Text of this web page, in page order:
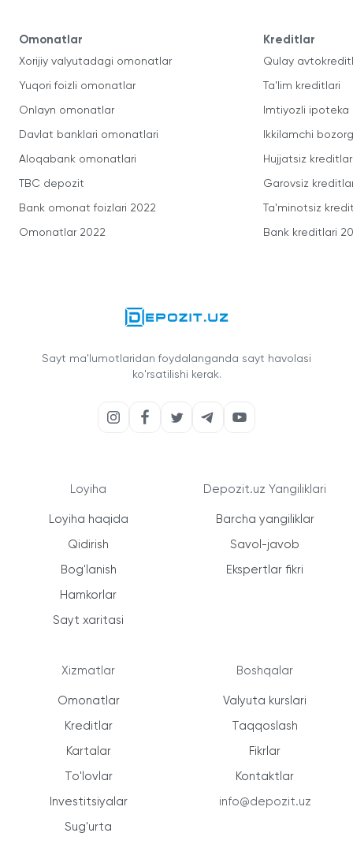
Omonatlar
Xorijiy valyutadagi omonatlar
Yuqori foizli omonatlar
Onlayn omonatlar
Davlat banklari omonatlari
Aloqabank omonatlari
TBC depozit
Bank omonat foizlari 2022
Omonatlar 2022
Kreditlar
Qulay
Ta'lim kreditlari
Imtiyozli ipoteka
Ikkilamchi
Hujjatsiz kreditlar
Garovsiz
Ta'minotsiz
Bank kreditlari
Sayt ma'lumotlaridan foydalanganda sayt havolasi
ko'rsatilishi kerak.
Loyiha
Loyiha haqida
Qidirish
Bog'lanish
Hamkorlar
Sayt xaritasi
Xizmatlar
Omonatlar
Kreditlar
Kartalar
To'lovlar
Investitsiyalar
Sug'urta
Depozit.uz Yangiliklari
Barcha yangiliklar
Savol-javob
Ekspertlar fikri
Boshqalar
Valyuta kurslari
Taqqoslash
Fikrlar
Kontaktlar
info@depozit.uz